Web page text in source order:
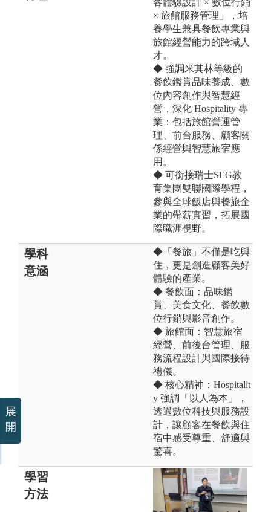
× 旅館服務管理」，培
養學生兼具餐飲專業與
旅館經營能力的跨域人
才。
◆ 強調米其林等級的
餐飲鑑賞品味養成、數
位內容創作與智慧經
營，深化 Hospitality 專
業：包括旅館營運管
理、前台服務、顧客關
係經營與智慧旅宿應
用。
◆ 可銜接瑞士SEG教
育集團雙聯國際學程，
參與全球飯店與餐旅企
業的帶薪實習，拓展國
際職涯視野。
學科
意涵
◆「餐旅」不僅是吃與
住，更是創造顧客美好
體驗的產業。
◆ 餐飲面：品味鑑
賞、美食文化、餐飲數
位行銷與影音創作。
◆ 旅館面：智慧旅宿
經營、前後台管理、服
務流程設計與國際接待
禮儀。
◆ 核心精神：Hospitalit
y 強調「以人為本」，
透過數位科技與服務設
計，讓顧客在餐飲與住
宿中感受尊重、舒適與
驚喜。
學習
方法
展
開